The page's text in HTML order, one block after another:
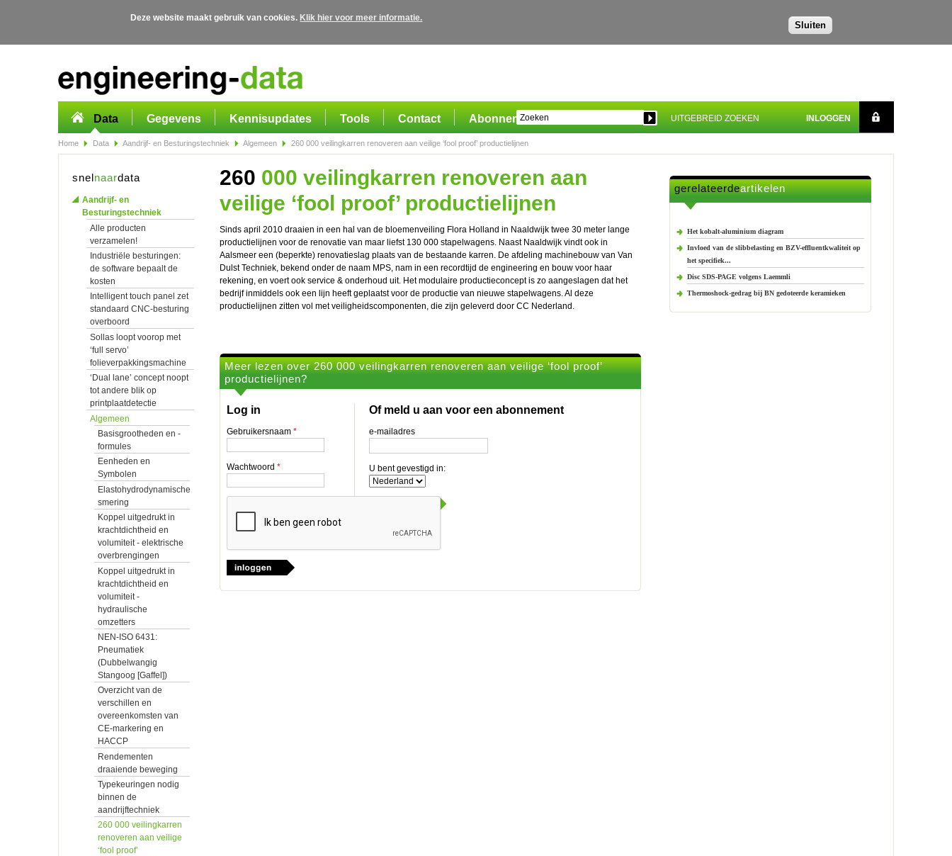
Deze website maakt gebruik van cookies. Klik hier voor meer informatie.
Sluiten
Data Gegevens Kennisupdates Tools Contact Abonnement INLOGGEN
UITGEBREID ZOEKEN
Home Data Aandrijf- en Besturingstechniek Algemeen 260 000 veilingkarren renoveren aan veilige ‘fool proof’ productielijnen
snelnaardata
Aandrijf- en
Besturingstechniek
Alle producten
verzamelen!
Industriële besturingen:
de software bepaalt de
kosten
Intelligent touch panel zet
standaard CNC-besturing
overboord
Sollas loopt voorop met
‘full servo’
folieverpakkingsmachine
‘Dual lane’ concept noopt
tot andere blik op
printplaatdetectie
Algemeen
Basisgrootheden en -
formules
Eenheden en
Symbolen
Elastohydrodynamische
smering
Koppel uitgedrukt in
krachtdichtheid en
volumiteit - elektrische
overbrengingen
Koppel uitgedrukt in
krachtdichtheid en
volumiteit -
hydraulische
omzetters
NEN-ISO 6431:
Pneumatiek
(Dubbelwangig
Stangoog [Gaffel])
Overzicht van de
verschillen en
overeenkomsten van
CE-markering en
HACCP
Rendementen
draaiende beweging
Typekeuringen nodig
binnen de
aandrijftechniek
260 000 veilingkarren
renoveren aan veilige
‘fool proof’
260 000 veilingkarren renoveren aan
veilige ‘fool proof’ productielijnen
Sinds april 2010 draaien in een hal van de bloemenveiling Flora Holland in Naaldwijk twee 30 meter lange
productielijnen voor de renovatie van maar liefst 130 000 stapelwagens. Naast Naaldwijk vindt ook in
Aalsmeer een (beperkte) renovatieslag plaats van de bestaande karren. De afdeling machinebouw van Van
Dulst Techniek, bekend onder de naam MPS, nam in een recordtijd de engineering en bouw voor haar
rekening, en voert ook service & onderhoud uit. Het modulaire productieconcept is zo aangeslagen dat het
bedrijf inmiddels ook een lijn heeft geplaatst voor de productie van nieuwe stapelwagens. Al deze
productielijnen zitten vol met veiligheidscomponenten, die zijn geleverd door CC Nederland.
gerelateerdeartikelen
Het kobalt-aluminium diagram
Invloed van de slibbelasting en BZV-effluentkwaliteit op
het specifiek...
Disc SDS-PAGE volgens Laemmli
Thermoshock-gedrag bij BN gedoteerde keramieken
Meer lezen over 260 000 veilingkarren renoveren aan veilige ‘fool proof’
productielijnen?
Log in
Gebruikersnaam *
Wachtwoord *
Of meld u aan voor een abonnement
e-mailadres
U bent gevestigd in: